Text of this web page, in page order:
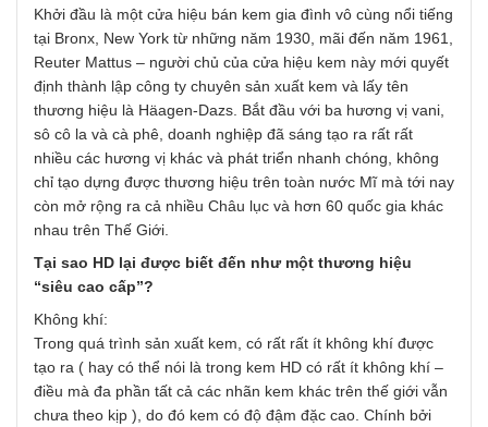
Khởi đầu là một cửa hiệu bán kem gia đình vô cùng nổi tiếng
tại Bronx, New York từ những năm 1930, mãi đến năm 1961,
Reuter Mattus – người chủ của cửa hiệu kem này mới quyết
định thành lập công ty chuyên sản xuất kem và lấy tên
thương hiệu là Häagen-Dazs. Bắt đầu với ba hương vị vani,
sô cô la và cà phê, doanh nghiệp đã sáng tạo ra rất rất
nhiều các hương vị khác và phát triển nhanh chóng, không
chỉ tạo dựng được thương hiệu trên toàn nước Mĩ mà tới nay
còn mở rộng ra cả nhiều Châu lục và hơn 60 quốc gia khác
nhau trên Thế Giới.
Tại sao HD lại được biết đến như một thương hiệu
“siêu cao cấp”?
Không khí:
Trong quá trình sản xuất kem, có rất rất ít không khí được
tạo ra ( hay có thể nói là trong kem HD có rất ít không khí –
điều mà đa phần tất cả các nhãn kem khác trên thế giới vẫn
chưa theo kịp ), do đó kem có độ đậm đặc cao. Chính bởi